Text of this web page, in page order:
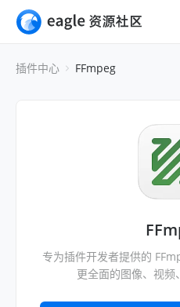
插件中心 FFmpeg
专为插件开发者提供的
更全面的图像、视频